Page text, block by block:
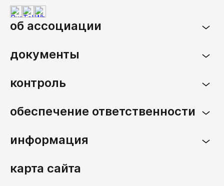
об ассоциации
документы
контроль
обеспечение ответственности
информация
карта сайта